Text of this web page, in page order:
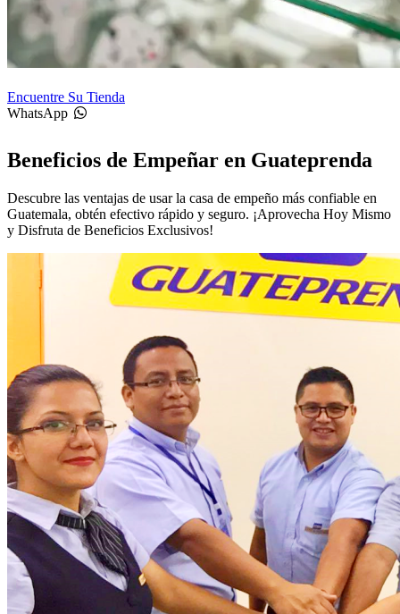
Encuentre Su Tienda
WhatsApp
Beneficios de Empeñar en Guateprenda
Descubre las ventajas de usar la casa de empeño más confiable en
Guatemala, obtén efectivo rápido y seguro. ¡Aprovecha Hoy Mismo
y Disfruta de Beneficios Exclusivos!